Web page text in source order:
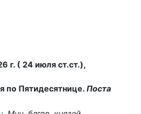
г. ( 24 июля ст.ст.),
по Пятидесятнице. Поста